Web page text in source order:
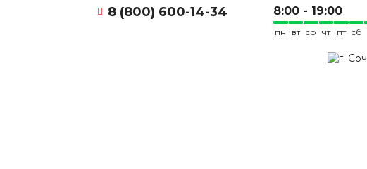
8 (800) 600-14-34 8:00 - 19:00
пн вт ср чт пт сб